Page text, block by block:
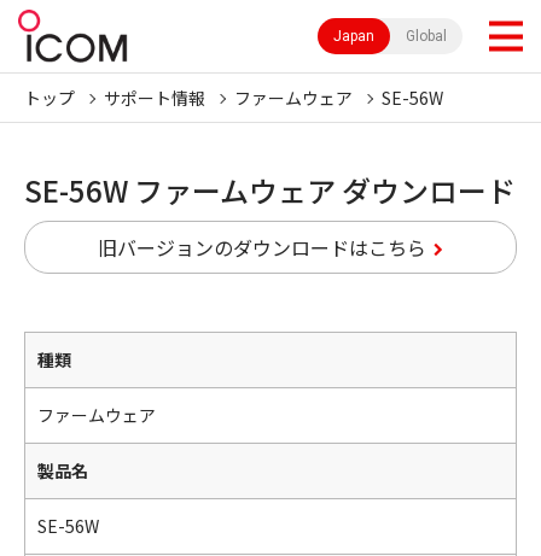
Japan Global
トップ サポート情報 ファームウェア SE-56W
SE-56W ファームウェア ダウンロード
旧バージョンのダウンロードはこちら
種類
ファームウェア
製品名
SE-56W